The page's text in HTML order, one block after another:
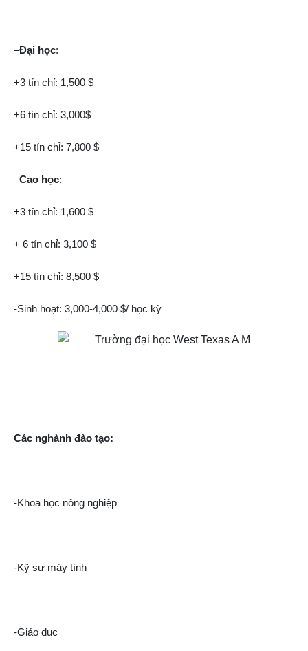
–Đại học:
+3 tín chỉ: 1,500 $
+6 tín chỉ: 3,000$
+15 tín chỉ: 7,800 $
–Cao học:
+3 tín chỉ: 1,600 $
+ 6 tín chỉ: 3,100 $
+15 tín chỉ: 8,500 $
-Sinh hoạt: 3,000-4,000 $/ học kỳ
Các nghành đào tạo:
-Khoa học nông nghiệp
-Kỹ sư máy tính
-Giáo dục